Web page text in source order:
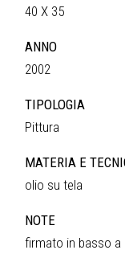
40 X 35
ANNO
2002
TIPOLOGIA
Pittura
MATERIA E
olio su tela
NOTE
firmato in basso a